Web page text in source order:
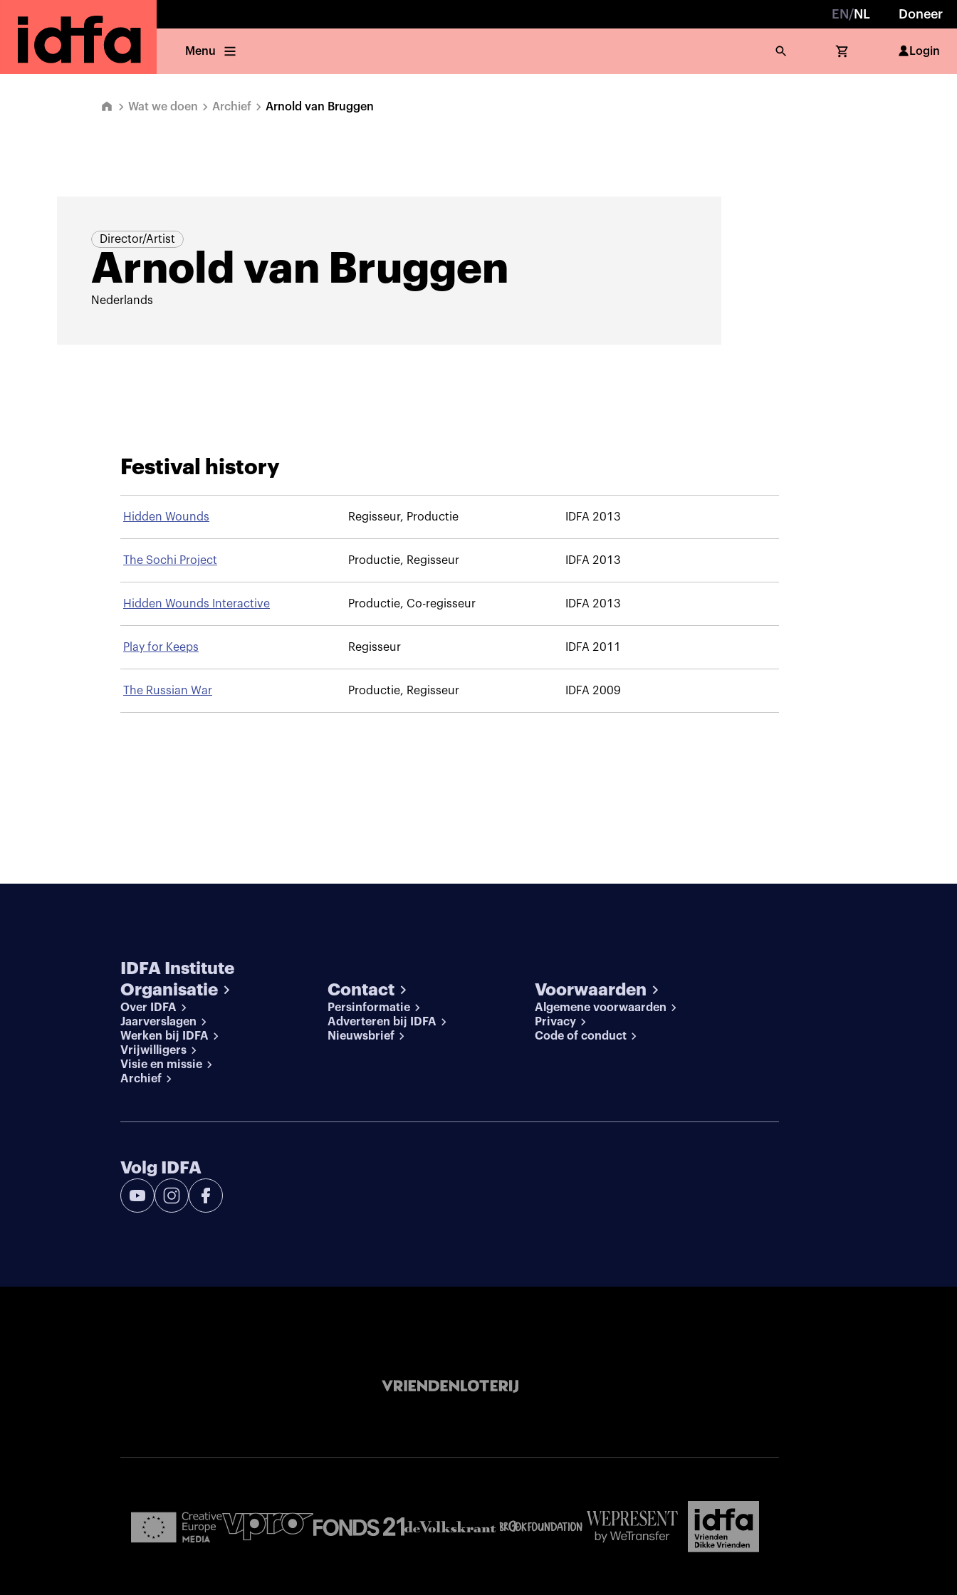
EN /NL Doneer
Menu Login
Wat we doen Archief Arnold van Bruggen
Director/Artist
Arnold van Bruggen
Nederlands
Festival history
Hidden Wounds Regisseur, Productie IDFA 2013
The Sochi Project Productie, Regisseur IDFA 2013
Hidden Wounds Interactive Productie, Co-regisseur IDFA 2013
Play for Keeps Regisseur IDFA 2011
The Russian War Productie, Regisseur IDFA 2009
IDFA Institute
Organisatie
Over IDFA
Jaarverslagen
Werken bij IDFA
Vrijwilligers
Visie en missie
Archief
Contact
Persinformatie
Adverteren bij IDFA
Nieuwsbrief
Voorwaarden
Algemene voorwaarden
Privacy
Code of conduct
Volg IDFA